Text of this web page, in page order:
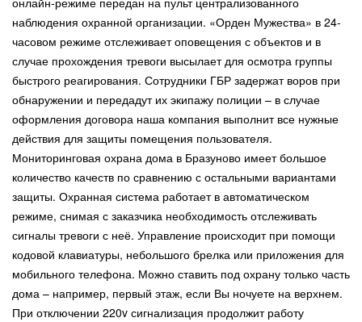
наблюдения охранной организации. «Орден Мужества» в 24-
часовом режиме отслеживает оповещения с объектов и в
случае прохождения тревоги высылает для осмотра группы
быстрого реагирования. Сотрудники ГБР задержат воров при
обнаружении и передадут их экипажу полиции – в случае
оформления договора наша компания выполнит все нужные
действия для защиты помещения пользователя.
Мониторинговая охрана дома в Бразуново имеет большое
количество качеств по сравнению с остальными вариантами
защиты. Охранная система работает в автоматическом
режиме, снимая с заказчика необходимость отслеживать
сигналы тревоги с неё. Управление происходит при помощи
кодовой клавиатуры, небольшого брелка или приложения для
мобильного телефона. Можно ставить под охрану только часть
дома – например, первый этаж, если Вы ночуете на верхнем.
При отключении 220v сигнализация продолжит работу